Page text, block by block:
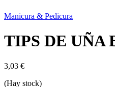
Manicura & Pedicura
TIPS DE UÑA
3,03 €
(Hay stock)